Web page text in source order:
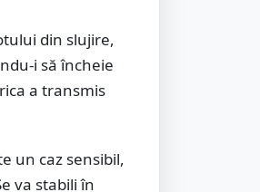
din slujire,
i să încheie
a transmis
un caz sensibil,
va stabili în